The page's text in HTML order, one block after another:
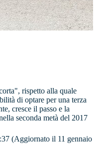
rispetto alla quale
di optare per una terza
cresce il passo e la
seconda metà del 2017
(Aggiornato il 11 gennaio